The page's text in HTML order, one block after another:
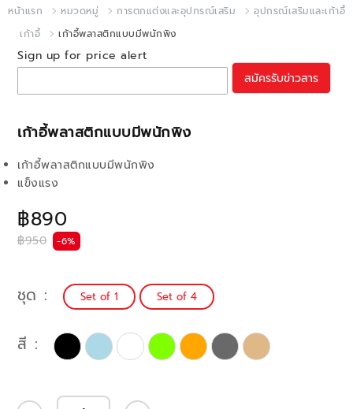
หน้าแรก หมวดหมู่ การตกแต่งและอุปกรณ์เสริม
อุปกรณ์เสริมและเก้าอี้
เก้าอี้
เก้าอี้พลาสติกแบบมีพนักพิง
เก้าอี้พลาสติกแบบมีพนักพิง
฿890
฿950 -6%
เก้าอี้พลาสติกแบบมีพนักพิง
แข็งแรง
Sign up for price alert
สมัครรับข่าวสาร
ชุด Set of 1 Set of 4
สี